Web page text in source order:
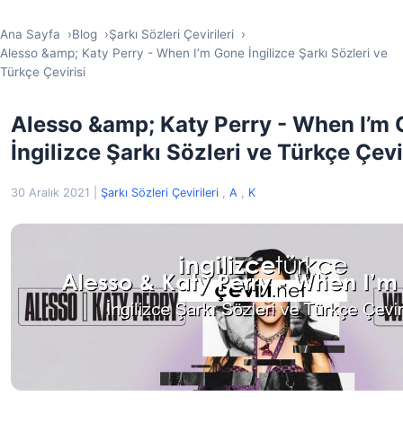
Ana Sayfa Blog
Şarkı Sözleri Çevirileri
Alesso &amp; Katy Perry - When I’m Gone İngilizce Şarkı Sözleri ve
Türkçe Çevirisi
Alesso &amp; Katy Perry - When I’m
İngilizce Şarkı Sözleri ve Türkçe
30 Aralık 2021 Şarkı Sözleri Çevirileri , A , K